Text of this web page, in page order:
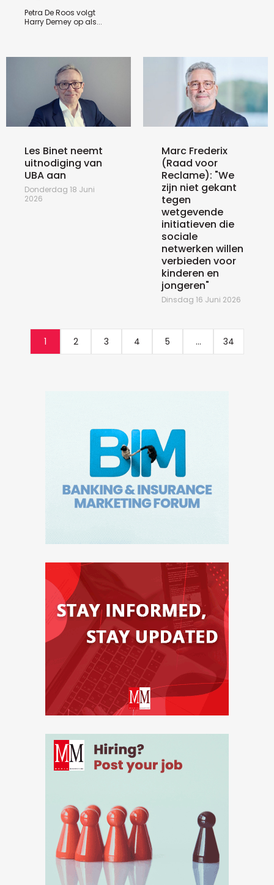
Petra De Roos volgt
Harry Demey op als...
Les Binet neemt
uitnodiging van
UBA aan
Donderdag 18 Juni
2026
Marc Frederix
(Raad voor
Reclame): "We
zijn niet gekant
tegen
wetgevende
initiatieven die
sociale
netwerken willen
verbieden voor
kinderen en
jongeren"
Dinsdag 16 Juni 2026
1 2 3 4 5 ... 34